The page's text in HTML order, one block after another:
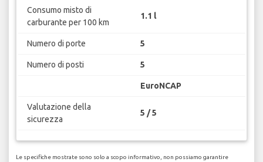
Consumo misto di
carburante per 100 km
1.1 l
Numero di porte 5
Numero di posti 5
EuroNCAP
Valutazione della
sicurezza
5 / 5
Le specifiche mostrate sono solo a scopo informativo, non possiamo garantire